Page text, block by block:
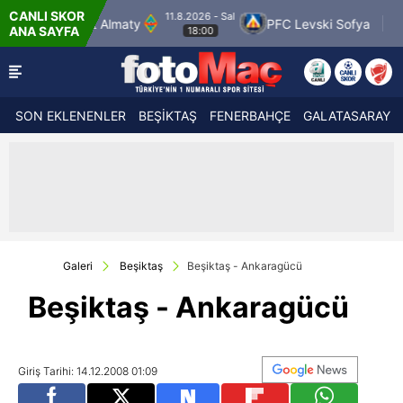
CANLI SKOR
ANA SAYFA
- Sal
18:00
PFC Levski Sofya Sabah Masazir
11.8.2026 - Sal
19:00
SON EKLENENLER BEŞİKTAŞ FENERBAHÇE GALATASARAY
Galeri Beşiktaş Beşiktaş - Ankaragücü
Beşiktaş - Ankaragücü
Giriş Tarihi: 14.12.2008 01:09